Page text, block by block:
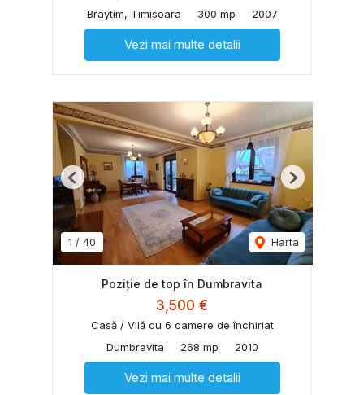
Braytim, Timisoara
300 mp 2007
Vezi mai multe detalii
1 / 40 Harta
Previous Next
Poziție de top în Dumbravita
3,500 €
Casă / Vilă cu 6 camere de închiriat
Dumbravita
268 mp 2010
Vezi mai multe detalii